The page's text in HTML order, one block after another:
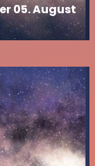
05. August